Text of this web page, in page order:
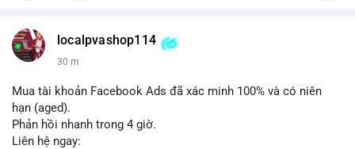
✈️ Telegram: @localpvashop
📧 Email: localpvashop@gmail.com
localpvashop114
30 m
Mua tài khoản Facebook Ads đã xác minh 100% và có niên
hạn (aged).
Phản hồi nhanh trong 4 giờ.
Liên hệ ngay: